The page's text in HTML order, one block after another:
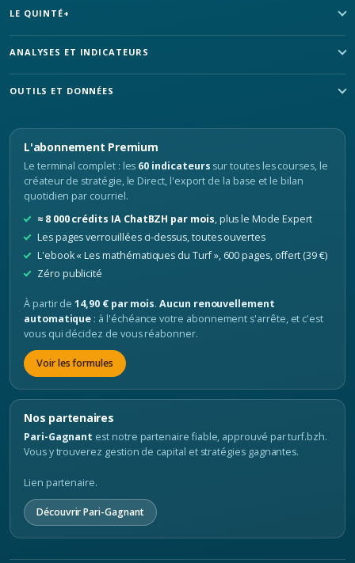
LE QUINTÉ+
ANALYSES ET INDICATEURS
OUTILS ET DONNÉES
L'abonnement Premium
Le terminal complet : les 60 indicateurs sur toutes les courses, le
créateur de stratégie, le Direct, l'export de la base et le bilan
quotidien par courriel.
≈ 8 000 crédits IA ChatBZH par mois, plus le Mode Expert
Les pages verrouillées ci-dessus, toutes ouvertes
L'ebook « Les mathématiques du Turf », 600 pages, offert (39 €)
Zéro publicité
À partir de14,90 € par mois.Aucun renouvellement
automatique : à l'échéance votre abonnement s'arrête, et c'est
vous qui décidez de vous réabonner.
Voir les formules
Nos partenaires
Pari-Gagnant est notre partenaire fiable, approuvé par turf.bzh.
Vous y trouverez gestion de capital et stratégies gagnantes.
Lien partenaire.
Découvrir Pari-Gagnant